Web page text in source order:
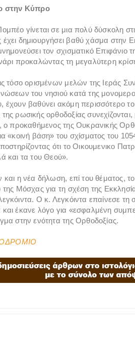
στην Κύπρο
γίνεται σε μια πολύ δύσκολη
δημιουργήσει βαθύ χάσμα στην
τον σχισματικό
προκαλώντας τη μεγαλύτερη
τόσο ορισμένων μελών της Ιεράς
του νησιού κατά της
έχουν βαθύνει ακόμη περισσότερο
ρωσικής ορθοδοξίας συνεχίζονται,
ο προκαθήμενος της Ουκρανικής
«κοινή βάση» του σχίσματος του
ότι το Οικουμενικο
και τα του Θεού».
η νέα δήλωση, επί του θέματος,
της Μόσχας για τη σχέση της
Ο κ. Λεγκόιντα επαίνεσε
έκανε λόγο για «εσφαλμένη
στην ενότητα της Ορθοδοξίας.